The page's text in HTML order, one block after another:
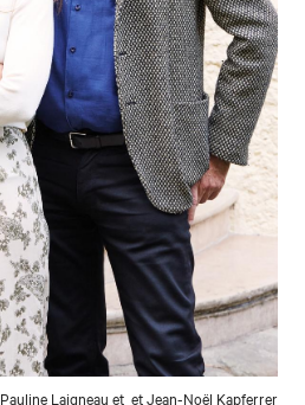
Pauline Laigneau et et Jean-Noël Kapferrer